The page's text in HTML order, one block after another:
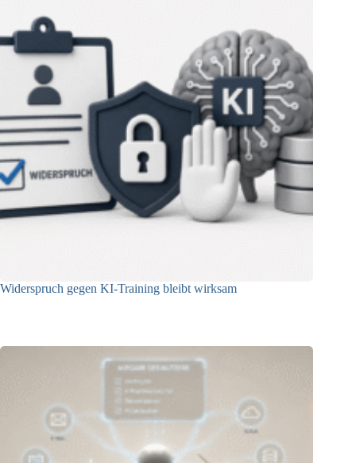
Widerspruch gegen KI-Training bleibt wirksam